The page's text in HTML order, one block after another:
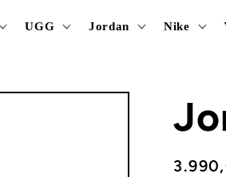
UGG Jordan Nike
Běžná